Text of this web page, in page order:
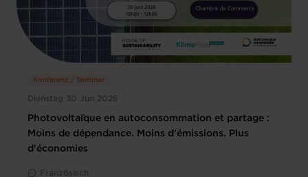
Dienstag 30 Jun 2026
Konferenz / Seminar
Photovoltaïque en autoconsommation et partage :
Moins de dépendance. Moins d'émissions. Plus
d'économies
Französisch